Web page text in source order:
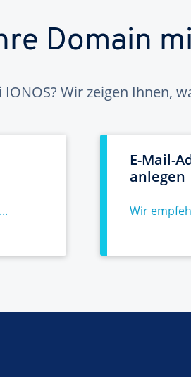
Domain
IONOS? Wir zeigen Ihnen,
E-Mail-
anlegen
Wir